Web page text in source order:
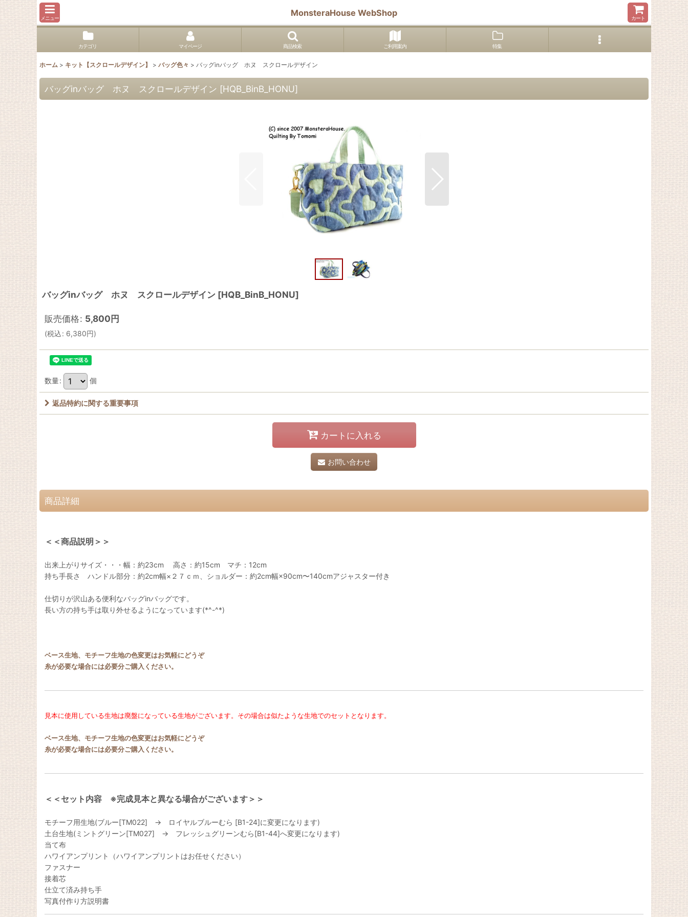
メニュー
MonsteraHouse WebShop
カート
カテゴリ マイページ 商品検索 ご利用案内 特集
ホーム > キット【スクロールデザイン】 > バッグ色々 > バッグinバッグ ホヌ スクロールデザイン
バッグinバッグ ホヌ スクロールデザイン [HQB_BinB_HONU]
バッグinバッグ ホヌ スクロールデザイン [HQB_BinB_HONU]
販売価格: 5,800円
(税込: 6,380円)
数量: 個
返品特約に関する重要事項
カートに入れる
お問い合わせ
商品詳細
＜＜商品説明＞＞
出来上がりサイズ・・・幅：約23cm 高さ：約15cm マチ：12cm
持ち手長さ ハンドル部分：約2cm幅×２７ｃｍ、ショルダー：約2cm幅×90cm〜140cmアジャスター付き
仕切りが沢山ある便利なバッグinバッグです。
長い方の持ち手は取り外せるようになっています(*^-^*)
ベース生地、モチーフ生地の色変更はお気軽にどうぞ
糸が必要な場合には必要分ご購入ください。
見本に使用している生地は廃盤になっている生地がございます。その場合は似たような生地でのセットとなります。
ベース生地、モチーフ生地の色変更はお気軽にどうぞ
糸が必要な場合には必要分ご購入ください。
＜＜セット内容 ※完成見本と異なる場合がございます＞＞
モチーフ用生地(ブルー[TM022] → ロイヤルブルーむら [B1-24]に変更になります)
土台生地(ミントグリーン[TM027] → フレッシュグリーンむら[B1-44]へ変更になります)
当て布
ハワイアンプリント（ハワイアンプリントはお任せください）
ファスナー
接着芯
仕立て済み持ち手
写真付作り方説明書